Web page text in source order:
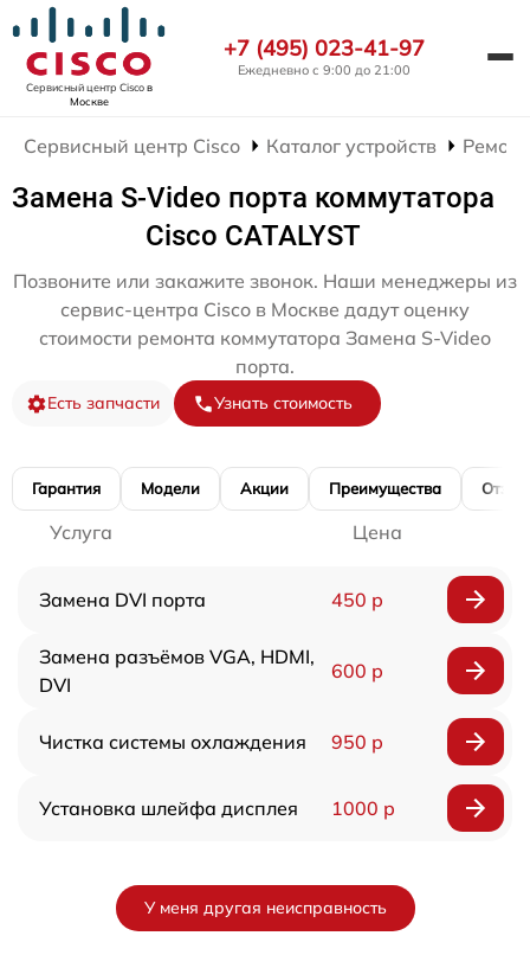
Сервисный центр Ciscoв
Москве
+7 (495) 023-41-97
Ежедневно с 9:00 до 21:00
Сервисный центр Cisco Каталог устройств
Замена S-Video порта коммутатора
Cisco CATALYST
Позвоните или закажите звонок. Наши менеджеры из
сервис-центра Cisco в Москве дадут оценку
стоимости ремонта коммутатора Замена S-Video
порта.
Есть запчасти Узнать стоимость
Гарантия Модели Акции Преимущества
Услуга Цена
Замена DVI порта 450 р
Замена разъёмов VGA, HDMI,
DVI
600 р
Чистка системы охлаждения 950 р
Установка шлейфа дисплея 1000 р
У меня другая неисправность